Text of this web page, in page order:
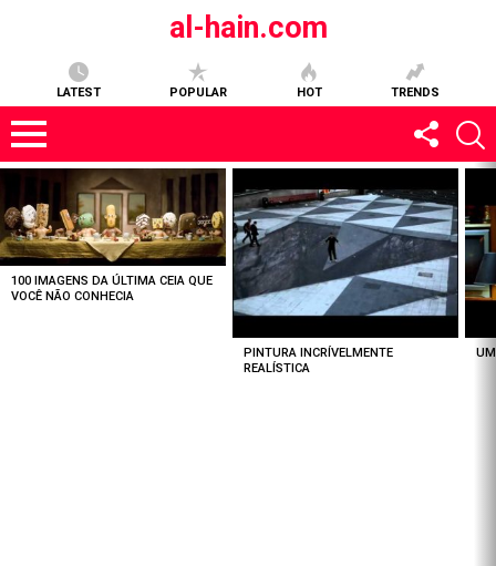
al-hain.com
LATEST POPULAR HOT TRENDS
STORIES
100 IMAGENS DA ÚLTIMA CEIA QUE
VOCÊ NÃO CONHECIA
PINTURA INCRÍVELMENTE
REALÍSTICA